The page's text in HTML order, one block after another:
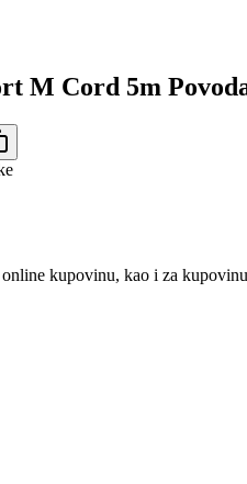
M Cord 5m
kupovinu, kao i za